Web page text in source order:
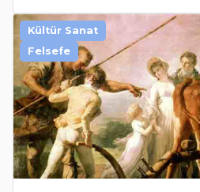
Kültür Sanat
Felsefe